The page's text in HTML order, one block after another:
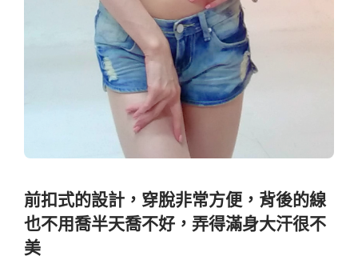
前扣式的設計，穿脫非常方便，背後的線
也不用喬半天喬不好，弄得滿身大汗很不
美